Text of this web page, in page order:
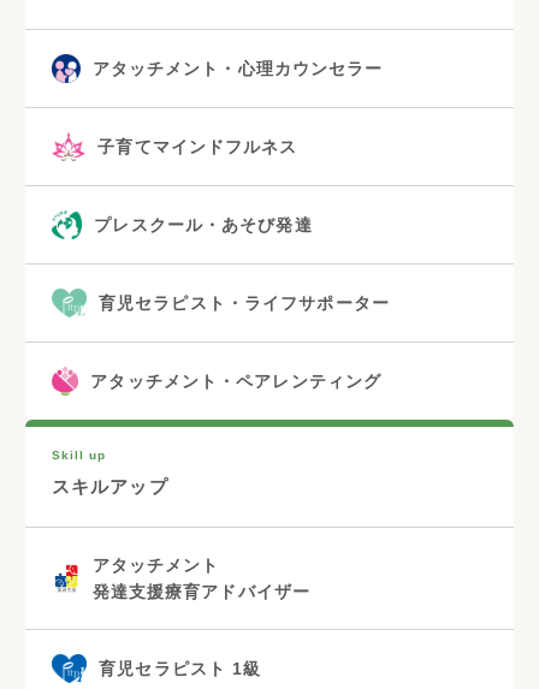
アタッチメント・心理カウンセラー
子育てマインドフルネス
プレスクール・あそび発達
育児セラピスト・ライフサポーター
アタッチメント・ペアレンティング
Skill up
スキルアップ
アタッチメント
発達支援療育アドバイザー
育児セラピスト 1級